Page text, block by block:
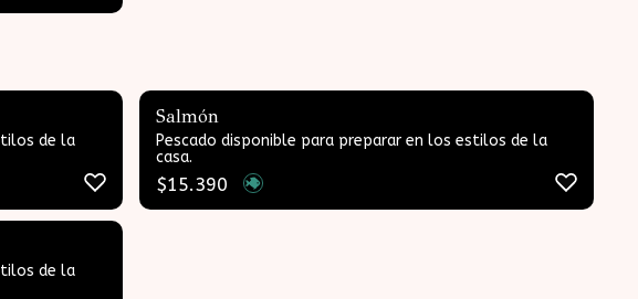
de la
Salmón
Pescado disponible para preparar en los estilos de la
casa.
$15.390
de la